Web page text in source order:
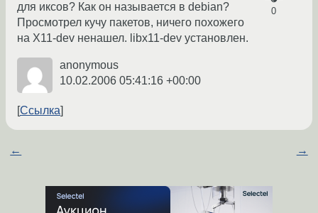
0
для иксов? Как он называется в debian?
Просмотрел кучу пакетов, ничего похожего
на X11-dev ненашел. libx11-dev установлен.
anonymous
10.02.2006 05:41:16 +00:00
Ссылка
← →